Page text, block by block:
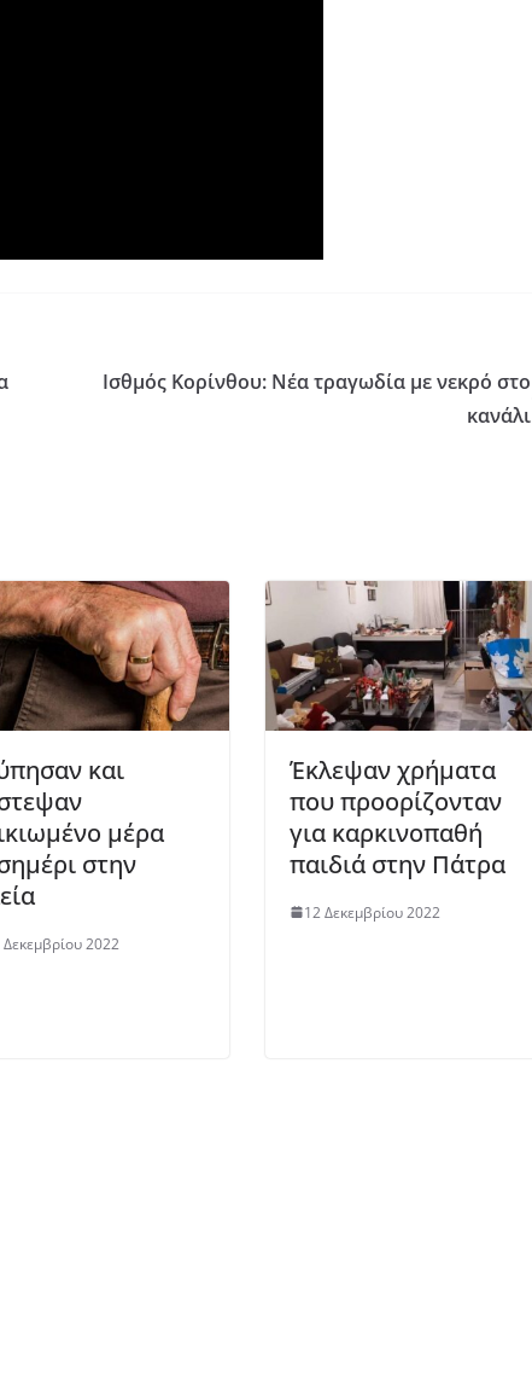
Ισθμός Κορίνθου: Νέα τραγωδία με νεκρό στο
κανάλι
και
μέρα
στην
Δεκεμβρίου 2022
Έκλεψαν χρήματα
που προορίζονταν
για καρκινοπαθή
παιδιά στην Πάτρα
12 Δεκεμβρίου 2022